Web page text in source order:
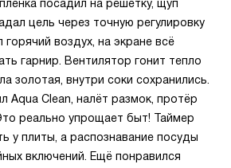
посадил на решётку, щуп
цель через точную регулировку
воздух, на экране всё
гарнир. Вентилятор гонит тепло
золотая, внутри соки сохранились.
Aqua Clean, налёт размок, протёр
реально упрощает быт! Таймер
у плиты, а распознавание посуды
включений. Ещё понравился